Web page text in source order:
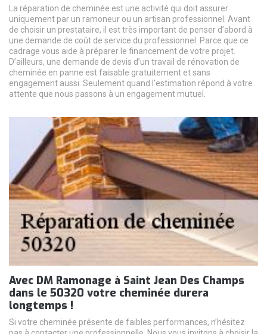
La réparation de cheminée est une activité qui doit assurer
uniquement par un ramoneur ou un artisan professionnel. Avant
de choisir un prestataire, il est très important de penser d’abord à
une demande de coût de service du professionnel. Parce que ce
cadrage vous aide à préparer le financement de votre projet.
D’ailleurs, une demande de devis d’un travail de rénovation de
cheminée en panne est faisable gratuitement et sans
engagement aussi. Seulement quand l’estimation répond à votre
attente que nous passons à un engagement mutuel.
Avec DM Ramonage à Saint Jean Des Champs
dans le 50320 votre cheminée durera
longtemps !
Si votre cheminée présente de faibles performances, n’hésitez